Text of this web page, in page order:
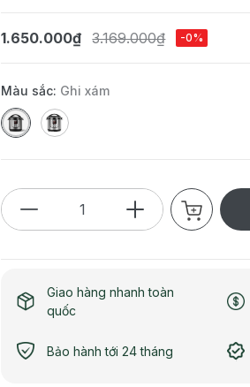
1.650.000₫ 3.169.000₫ -0%
Màu sắc: Ghi xám
Giao hàng nhanh toàn
quốc
Bảo hành tới 24 tháng